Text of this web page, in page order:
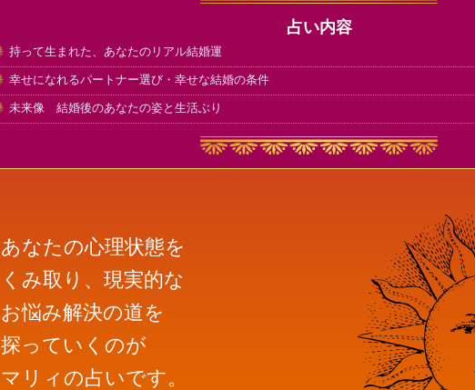
占い内容
持って生まれた、あなたのリアル結婚運
幸せになれるパートナー選び・幸せな結婚の条件
未来像 結婚後のあなたの姿と生活ぶり
あなたの心理状態を
くみ取り、現実的な
お悩み解決の道を
探っていくのが
マリィの占いです。